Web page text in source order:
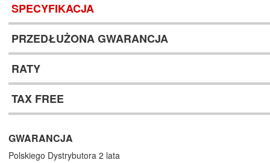
SPECYFIKACJA
PRZEDŁUŻONA GWARANCJA
RATY
TAX FREE
GWARANCJA
Polskiego Dystrybutora 2 lata